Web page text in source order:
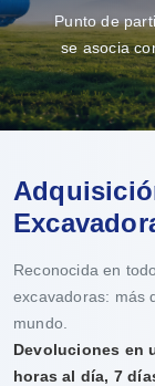
Punto de
se asocia
Reconocida en
excavadoras: más
mundo.
Devoluciones en
horas al día, 7